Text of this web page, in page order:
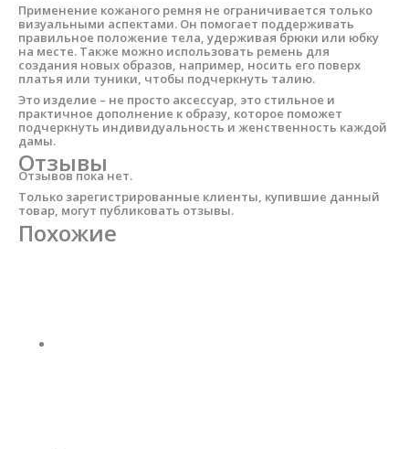
Применение кожаного ремня не ограничивается только
визуальными аспектами. Он помогает поддерживать
правильное положение тела, удерживая брюки или юбку
на месте. Также можно использовать ремень для
создания новых образов, например, носить его поверх
платья или туники, чтобы подчеркнуть талию.
Это изделие – не просто аксессуар, это стильное и
практичное дополнение к образу, которое поможет
подчеркнуть индивидуальность и женственность каждой
дамы.
Отзывы
Отзывов пока нет.
Только зарегистрированные клиенты, купившие данный
товар, могут публиковать отзывы.
Похожие